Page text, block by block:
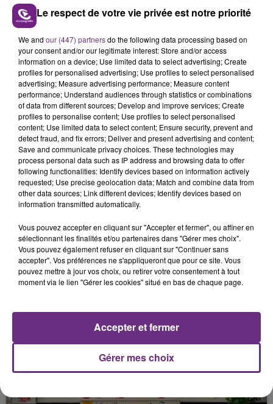
Toute personne ayant croisé cet homme ou ayant des
informations sur sa disparition est invitée àappeler le
26 62 13 80oule 17.
FIL D'ACTU
TOUJOURS À L'ARRÊT
Cela fait déjà une semaine que la centrale
nucléaire ardennaise est à l'arrêt. Une situation
justifiée par la sécheresse intense qui est toujours
Le respect de votre vie privée est notre priorité
We and our (447) partnersdo the following data processing based on
your consent and/or our legitimate interest: Store and/or access
information on a device; Use limited data to select advertising; Create
profiles for personalised advertising; Use profiles to select personalised
advertising; Measure advertising performance; Measure content
performance; Understand audiences through statistics or combinations
of data from different sources; Develop and improve services; Create
profiles to personalise content; Use profiles to select personalised
content; Use limited data to select content; Ensure security, prevent and
detect fraud, and fix errors; Deliver and present advertising and content;
Save and communicate privacy choices. These technologies may
process personal data such as IP address and browsing data to offer
following functionalities: Identify devices based on information actively
requested; Use precise geolocation data; Match and combine data from
other data sources; Link different devices; Identify devices based on
information transmitted automatically.
Vous pouvez accepter en cliquant sur "Accepter et fermer", ou affiner en
sélectionnant les finalités et/ou partenaires dans "Gérer mes choix".
Vous pouvez également refuser en cliquant sur "Continuer sans
accepter". Vos préférences ne s'appliqueront que pour ce site. Vous
pouvez mettre à jour vos choix, ou retirer votre consentement à tout
moment via le lien "Gérer les cookies" situé en bas de chaque page.
Gérer mes choix
Accepter et fermer